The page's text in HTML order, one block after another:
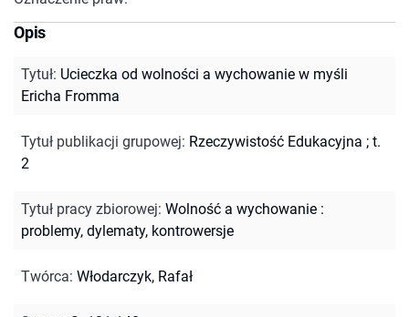
Opis
Tytuł: Ucieczka od wolności a wychowanie w myśli
Ericha Fromma
Tytuł publikacji grupowej: Rzeczywistość Edukacyjna ; t.
2
Tytuł pracy zbiorowej: Wolność a wychowanie :
problemy, dylematy, kontrowersje
Twórca: Włodarczyk, Rafał